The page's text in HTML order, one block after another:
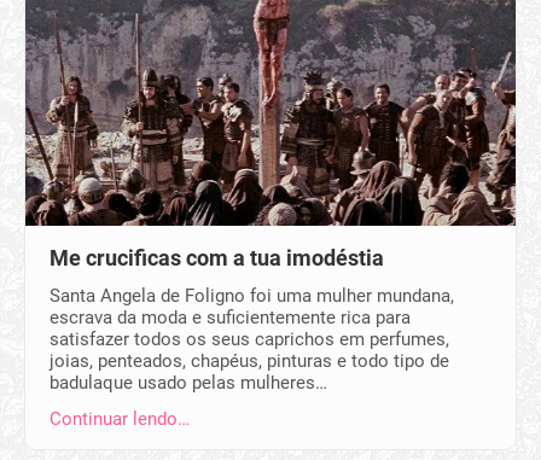
Me crucificas com a tua imodéstia
Santa Angela de Foligno foi uma mulher mundana,
escrava da moda e suficientemente rica para
satisfazer todos os seus caprichos em perfumes,
joias, penteados, chapéus, pinturas e todo tipo de
badulaque usado pelas mulheres…
Continuar lendo…